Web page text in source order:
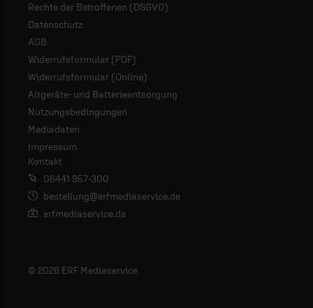
Rechte der Betroffenen (DSGVO)
Datenschutz
AGB
Widerrufsformular (PDF)
Widerrufsformular (Online)
Altgeräte- und Batterieentsorgung
Nutzungsbedingungen
Mediadaten
Impressum
Kontakt
06441 957-300
bestellung@erfmediaservice.de
erfmediaservice.de
© 2026 ERF Mediaservice